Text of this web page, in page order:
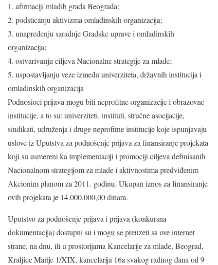
1. afirmaciji mladih grada Beograda;
2. podsticanju aktivizma omladinskih organizacija;
3. unapređenju saradnje Gradske uprave i omladinskih
organizacija;
4. ostvarivanju ciljeva Nacionalne strategije za mlade;
5. uspostavljanju veze između univerziteta, državnih institucija i
omladinskih organizacija
Podnosioci prijava mogu biti neprofitne organizacije i obrazovne
institucije, a to su: univerziteti, instituti, stručne asocijacije,
sindikati, udruženja i druge neprofitne institucije koje ispunjavaju
uslove iz Uputstva za podnošenje prijava za finansiranje projekata
koji su usmereni ka implementaciji i promociji ciljeva definisanih
Nacionalnom strategijom za mlade i aktivnostima predviđenim
Akcionim planom za 2011. godinu. Ukupan iznos za finansiranje
ovih projekata je 14.000.000,00 dinara.
Uputstvo za podnošenje prijava i prijava (konkursna
dokumentacija) dostupni su i mogu se preuzeti sa ove internet
strane, na dnu, ili u prostorijama Kancelarije za mlade, Beograd,
Kraljice Marije 1/XIX, kancelarija 16a svakog radnog dana od 9